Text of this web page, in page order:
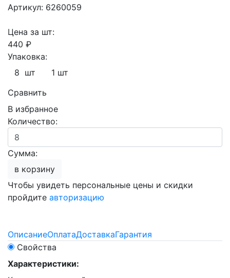
Артикул: 6260059
Цена за шт:
440 ₽
Упаковка:
8 шт
1 шт
Сравнить
В избранное
Количество:
Сумма:
в корзину
Чтобы увидеть персональные цены и скидки
пройдите авторизацию
ОписаниеОплатаДоставкаГарантия
Свойства
Характеристики: